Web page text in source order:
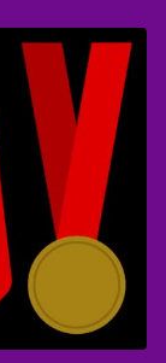
både OL i